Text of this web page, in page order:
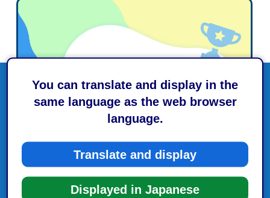
You can translate and display in the
same language as the web browser
language.
Translate and display
Displayed in Japanese